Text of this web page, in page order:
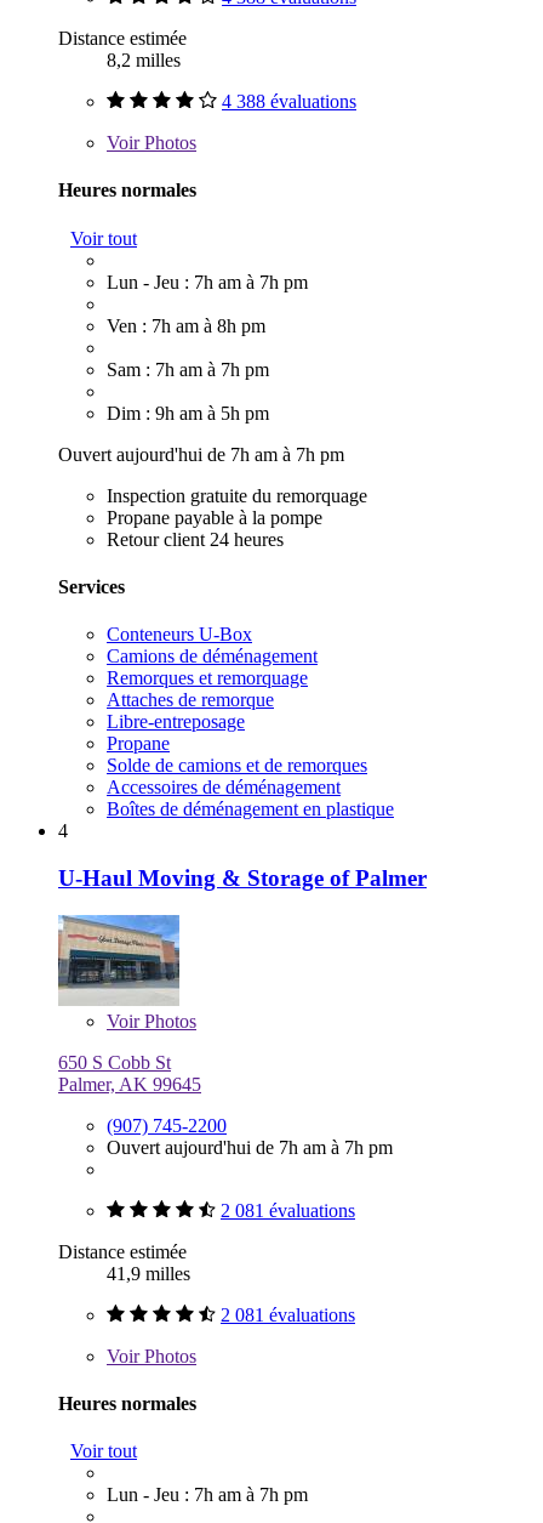
Distance estimée
8,2 milles
4 388 évaluations
VoirPhotos
Heures normales
Voir tout
Lun - Jeu : 7h am à 7h pm
Ven : 7h am à 8h pm
Sam : 7h am à 7h pm
Dim : 9h am à 5h pm
Ouvert aujourd'hui de 7h am à 7h pm
Inspection gratuite du remorquage
Propane payable à la pompe
Retour client 24 heures
Services
Conteneurs U-Box
Camions de déménagement
Remorques et remorquage
Attaches de remorque
Libre-entreposage
Propane
Solde de camions et de remorques
Accessoires de déménagement
Boîtes de déménagement en plastique
4
U-Haul Moving & Storage of Palmer
VoirPhotos
650 S Cobb St
Palmer, AK 99645
(907) 745-2200
Ouvert aujourd'hui de 7h am à 7h pm
2 081 évaluations
Distance estimée
41,9 milles
2 081 évaluations
VoirPhotos
Heures normales
Voir tout
Lun - Jeu : 7h am à 7h pm